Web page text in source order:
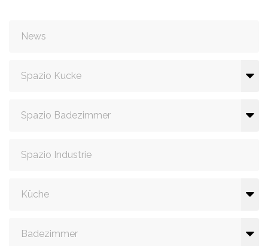
News
Spazio Kucke
Spazio Badezimmer
Spazio Industrie
Küche
Badezimmer